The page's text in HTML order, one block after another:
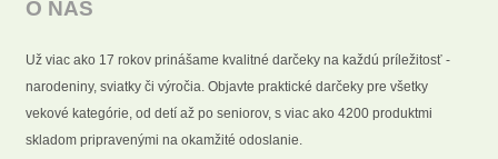
O NÁS
Už viac ako 17 rokov prinášame kvalitné darčeky na každú príležitosť -
narodeniny, sviatky či výročia. Objavte praktické darčeky pre všetky
vekové kategórie, od detí až po seniorov, s viac ako 4200 produktmi
skladom pripravenými na okamžité odoslanie.